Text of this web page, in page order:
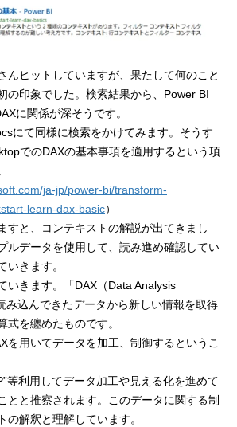
んヒットしていますが、果たして何のこと
の印象でした。検索結果から、Power BI
に関係が深そうです。
にて同様に検索をかけてみます。そうす
でのDAXの基本事項を適用するという項
ja-jp/power-bi/transform-
learn-dax-basic）
すと、コンテキストの解説が出てきまし
ルデータを使用して、読み進め確認してい
いきます。
いきます。「DAX（Data Analysis
み込んできたデータから新しい情報を取得
式を纏めたものです。
を用いてデータを加工、制御するというこ
等利用してデータ加工や見える化を進めて
とと推察されます。このデータに関する制
の解釈と理解しています。